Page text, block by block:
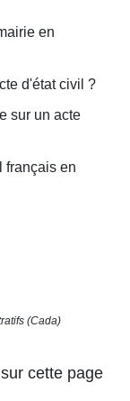
en
d'état civil ?
sur un acte
français en
(Cada)
cette page